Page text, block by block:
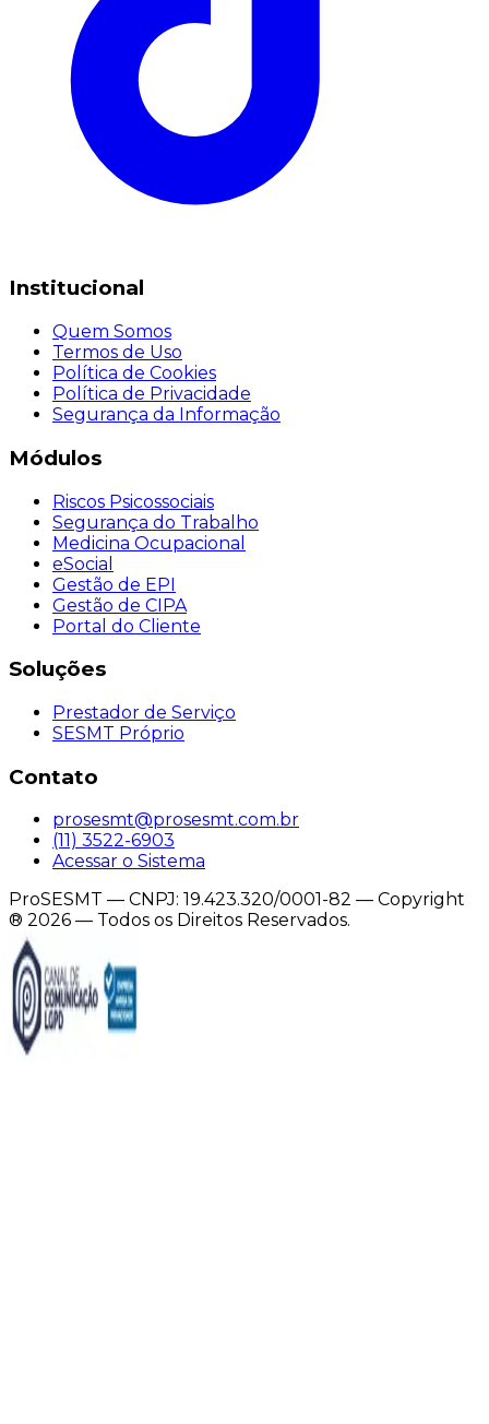
Institucional
Quem Somos
Termos de Uso
Política de Cookies
Política de Privacidade
Segurança da Informação
Módulos
Riscos Psicossociais
Segurança do Trabalho
Medicina Ocupacional
eSocial
Gestão de EPI
Gestão de CIPA
Portal do Cliente
Soluções
Prestador de Serviço
SESMT Próprio
Contato
prosesmt@prosesmt.com.br
(11) 3522-6903
Acessar o Sistema
ProSESMT — CNPJ: 19.423.320/0001-82 — Copyright
® 2026 — Todos os Direitos Reservados.